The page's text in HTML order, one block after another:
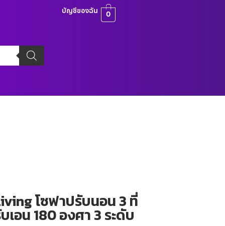
บัญชีของฉัน 0
โซฟาปรับนอน 3 ที่
เอน 180 องศา 3 ระดับ